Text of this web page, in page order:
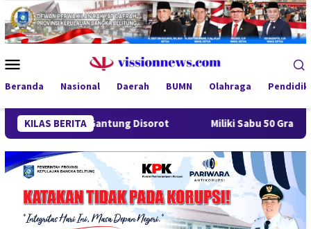
Loncat
ke
konten
Mobile
Beranda Nasional Daerah BUMN Olahraga
KILAS BERITA
Gantung Disorot Miliki Sabu 50 Gram, IRT di